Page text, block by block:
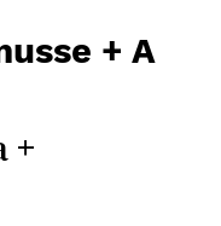
+ A
+